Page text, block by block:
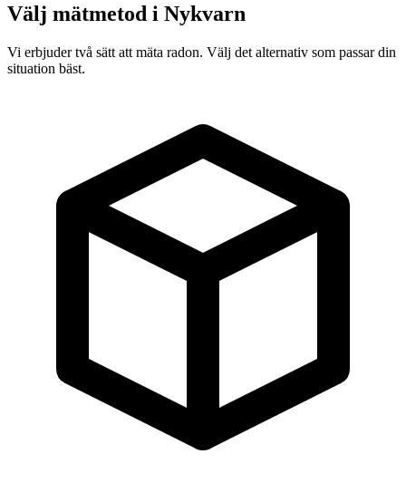
Välj mätmetod i Nykvarn
Vi erbjuder två sätt att mäta radon. Välj det alternativ som passar din
situation bäst.